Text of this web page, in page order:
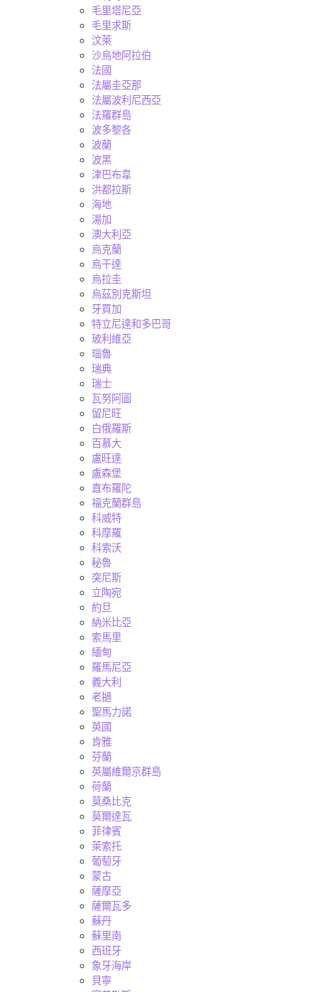
毛里塔尼亞
毛里求斯
汶萊
沙烏地阿拉伯
法國
法屬圭亞那
法屬波利尼西亞
法羅群島
波多黎各
波蘭
波黑
津巴布韋
洪都拉斯
海地
湯加
澳大利亞
烏克蘭
烏干達
烏拉圭
烏茲別克斯坦
牙買加
特立尼達和多巴哥
玻利維亞
瑙魯
瑞典
瑞士
瓦努阿圖
留尼旺
白俄羅斯
百慕大
盧旺達
盧森堡
直布羅陀
福克蘭群島
科威特
科摩羅
科索沃
秘魯
突尼斯
立陶宛
約旦
納米比亞
索馬里
緬甸
羅馬尼亞
義大利
老撾
聖馬力諾
英國
肯雅
芬蘭
英屬維爾京群島
荷蘭
莫桑比克
莫爾達瓦
菲律賓
萊索托
葡萄牙
蒙古
薩摩亞
薩爾瓦多
蘇丹
蘇里南
西班牙
象牙海岸
貝寧